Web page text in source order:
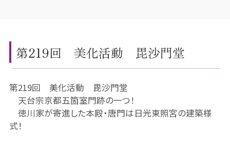
第219回 美化活動 毘沙門堂
第219回 美化活動 毘沙門堂
天台宗京都五箇室門跡の一つ！
徳川家が寄進した本殿・唐門は日光東照宮の建築様
式！